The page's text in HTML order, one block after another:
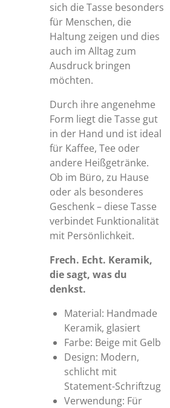
sich die Tasse besonders
für Menschen, die
Haltung zeigen und dies
auch im Alltag zum
Ausdruck bringen
möchten.
Durch ihre angenehme
Form liegt die Tasse gut
in der Hand und ist ideal
für Kaffee, Tee oder
andere Heißgetränke.
Ob im Büro, zu Hause
oder als besonderes
Geschenk – diese Tasse
verbindet Funktionalität
mit Persönlichkeit.
Frech. Echt. Keramik,
die sagt, was du
denkst.
Material: Handmade
Keramik, glasiert
Farbe: Beige mit Gelb
Design: Modern,
schlicht mit
Statement-Schriftzug
Verwendung: Für